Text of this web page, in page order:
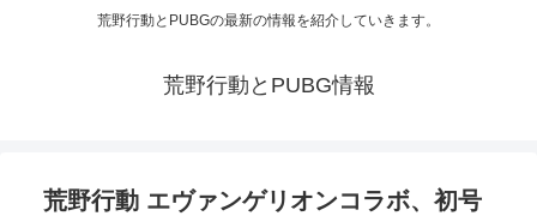
荒野行動とPUBGの最新の情報を紹介していきます。
荒野行動とPUBG情報
荒野行動 エヴァンゲリオンコラボ、初号